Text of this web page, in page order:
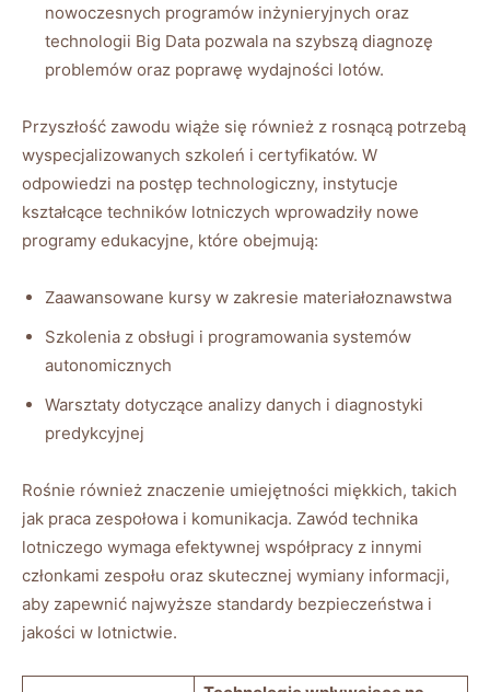
nowoczesnych programów inżynieryjnych oraz
technologii Big Data pozwala na szybszą diagnozę
problemów oraz poprawę wydajności lotów.
Przyszłość zawodu wiąże się również z rosnącą potrzebą
wyspecjalizowanych szkoleń i certyfikatów. W
odpowiedzi na postęp technologiczny, instytucje
kształcące techników lotniczych wprowadziły nowe
programy edukacyjne, które obejmują:
Zaawansowane kursy w zakresie materiałoznawstwa
Szkolenia z obsługi i programowania systemów
autonomicznych
Warsztaty dotyczące analizy danych i diagnostyki
predykcyjnej
Rośnie również znaczenie umiejętności miękkich, takich
jak praca zespołowa i komunikacja. Zawód technika
lotniczego wymaga efektywnej współpracy z innymi
członkami zespołu oraz skutecznej wymiany informacji,
aby zapewnić najwyższe standardy bezpieczeństwa i
jakości w lotnictwie.